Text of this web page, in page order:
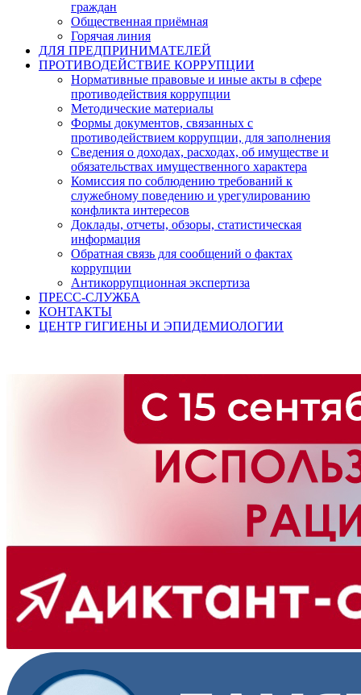
граждан
Общественная приёмная
Горячая линия
ДЛЯ ПРЕДПРИНИМАТЕЛЕЙ
ПРОТИВОДЕЙСТВИЕ КОРРУПЦИИ
Нормативные правовые и иные акты в сфере
противодействия коррупции
Методические материалы
Формы документов, связанных с
противодействием коррупции, для заполнения
Сведения о доходах, расходах, об имуществе и
обязательствах имущественного характера
Комиссия по соблюдению требований к
служебному поведению и урегулированию
конфликта интересов
Доклады, отчеты, обзоры, статистическая
информация
Обратная связь для сообщений о фактах
коррупции
Антикоррупционная экспертиза
ПРЕСС-СЛУЖБА
КОНТАКТЫ
ЦЕНТР ГИГИЕНЫ И ЭПИДЕМИОЛОГИИ